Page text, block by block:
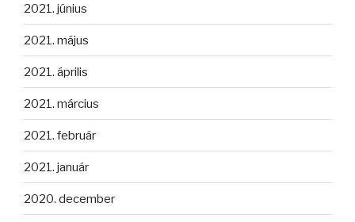
2021. június
2021. május
2021. április
2021. március
2021. február
2021. január
2020. december